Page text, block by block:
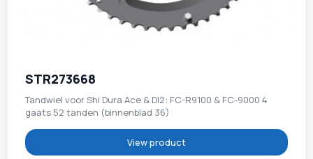
STR273668
Tandwiel voor Shi Dura Ace & DI2: FC-R9100 & FC-9000 4
gaats 52 tanden (binnenblad 36)
View product